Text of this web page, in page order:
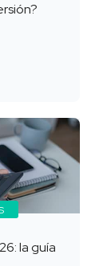
la guía